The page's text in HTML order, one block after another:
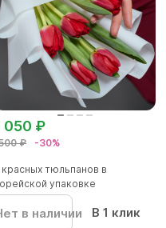
₽ -30%
050 ₽
красных тюльпанов в
упаковке
в наличии В 1 клик